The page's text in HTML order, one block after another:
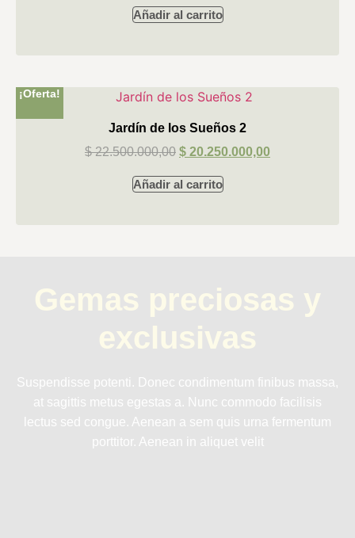
Añadir al carrito
¡Oferta!
Jardín de los Sueños 2
$22.500.000,00 $ 20.250.000,00
Añadir al carrito
Gemas preciosas y
exclusivas
Suspendisse potenti. Donec condimentum finibus massa,
at sagittis metus egestas a. Nunc commodo facilisis
lectus sed congue. Aenean a sem quis urna fermentum
porttitor. Aenean in aliquet velit